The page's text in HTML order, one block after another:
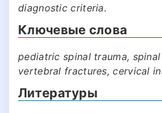
diagnostic criteria.
Ключевые слова
pediatric spinal trauma,
vertebral fractures, cervical
Литературы